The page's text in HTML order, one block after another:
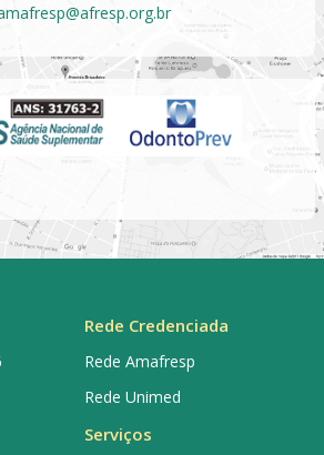
Rede Credenciada
Rede Amafresp
Rede Unimed
Serviços